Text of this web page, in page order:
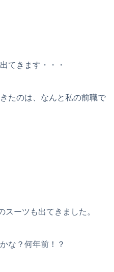
てきます・・・
たのは、なんと私の前職で
ーツも出てきました。
な？何年前！？